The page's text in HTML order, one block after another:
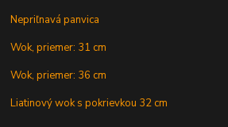
Nepriľnavá panvica
Wok, priemer: 31 cm
Wok, priemer: 36 cm
Liatinový wok s pokrievkou 32 cm